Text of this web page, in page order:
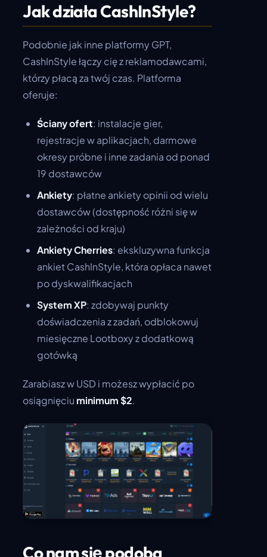
Jak działa CashInStyle?
Podobnie jak inne platformy GPT,
CashInStyle łączy cię z reklamodawcami,
którzy płacą za twój czas. Platforma
oferuje:
Ściany ofert: instalacje gier,
rejestracje w aplikacjach, darmowe
okresy próbne i inne zadania od ponad
19 dostawców
Ankiety: płatne ankiety opinii od wielu
dostawców (dostępność różni się w
zależności od kraju)
Ankiety Cherries: ekskluzywna funkcja
ankiet CashInStyle, która opłaca nawet
po dyskwalifikacjach
System XP: zdobywaj punkty
doświadczenia z zadań, odblokowuj
miesięczne Lootboxy z dodatkową
gotówką
Zarabiasz w USD i możesz wypłacić po
osiągnięciu minimum $2.
Co nam się podoba